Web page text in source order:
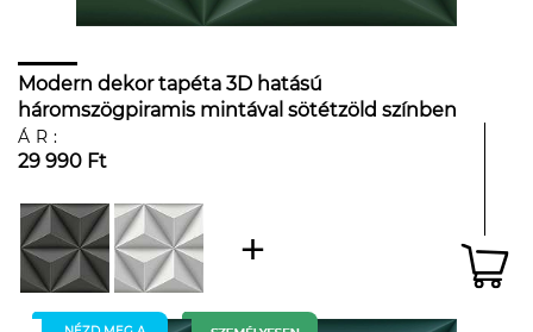
Modern dekor tapéta 3D hatású
háromszögpiramis mintával sötétzöld színben
ÁR:
29 990 Ft